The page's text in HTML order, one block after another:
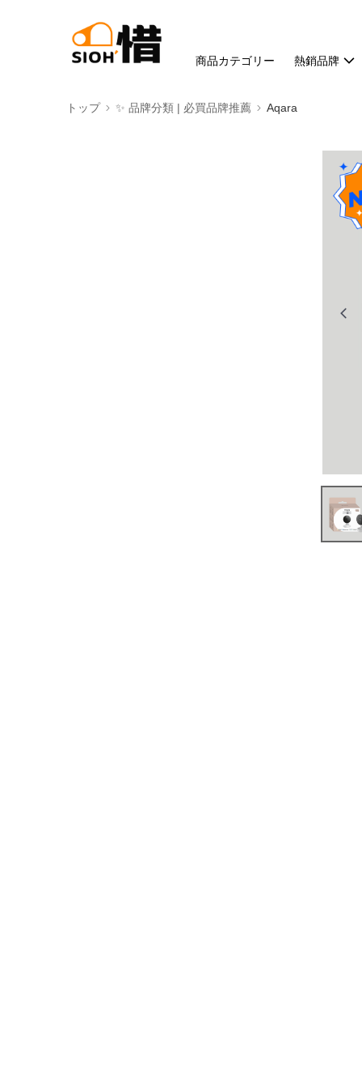
商品カテゴリー 熱銷品牌
トップ ✨ 品牌分類 | 必買品牌推薦 Aqara